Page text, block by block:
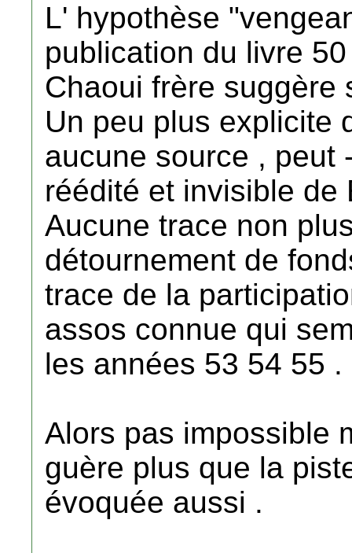
L' hypothèse
publication du livre
Chaoui frère suggère
Un peu plus explicite
aucune source , peut
réédité et invisible de
Aucune trace non
détournement de
trace de la
assos connue qui
les années 53 54 55 .
Alors pas impossible
guère plus que la
évoquée aussi .